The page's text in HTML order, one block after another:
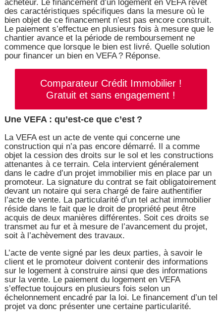
acheteur. Le financement d’un logement en VEFA revêt
des caractéristiques spécifiques dans la mesure où le
bien objet de ce financement n’est pas encore construit.
Le paiement s’effectue en plusieurs fois à mesure que le
chantier avance et la période de remboursement ne
commence que lorsque le bien est livré. Quelle solution
pour financer un bien en VEFA ? Réponse.
Comparateur Crédit Immobilier !
Gratuit et sans engagement !
Une VEFA : qu’est-ce que c’est ?
La VEFA est un acte de vente qui concerne une
construction qui n’a pas encore démarré. Il a comme
objet la cession des droits sur le sol et les constructions
attenantes à ce terrain. Cela intervient généralement
dans le cadre d’un projet immobilier mis en place par un
promoteur. La signature du contrat se fait obligatoirement
devant un notaire qui sera chargé de faire authentifier
l’acte de vente. La particularité d’un tel achat immobilier
réside dans le fait que le droit de propriété peut être
acquis de deux manières différentes. Soit ces droits se
transmet au fur et à mesure de l’avancement du projet,
soit à l’achèvement des travaux.
L’acte de vente signé par les deux parties, à savoir le
client et le promoteur doivent contenir des informations
sur le logement à construire ainsi que des informations
sur la vente. Le paiement du logement en VEFA
s’effectue toujours en plusieurs fois selon un
échelonnement encadré par la loi. Le financement d’un tel
projet va donc présenter une certaine particularité.